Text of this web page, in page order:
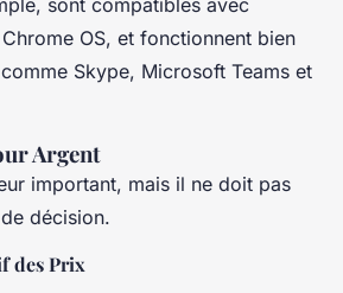
OS, et fonctionnent bien
Skype, Microsoft Teams et
Argent
important, mais il ne doit pas
décision.
des Prix